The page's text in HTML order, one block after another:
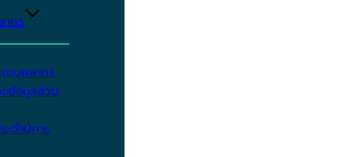
กร
ณบุคลากร
ข้อมูลส่วน
จำปีการ